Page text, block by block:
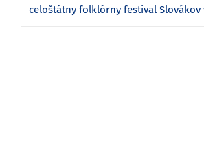
celoštátny folklórny festival Slovákov